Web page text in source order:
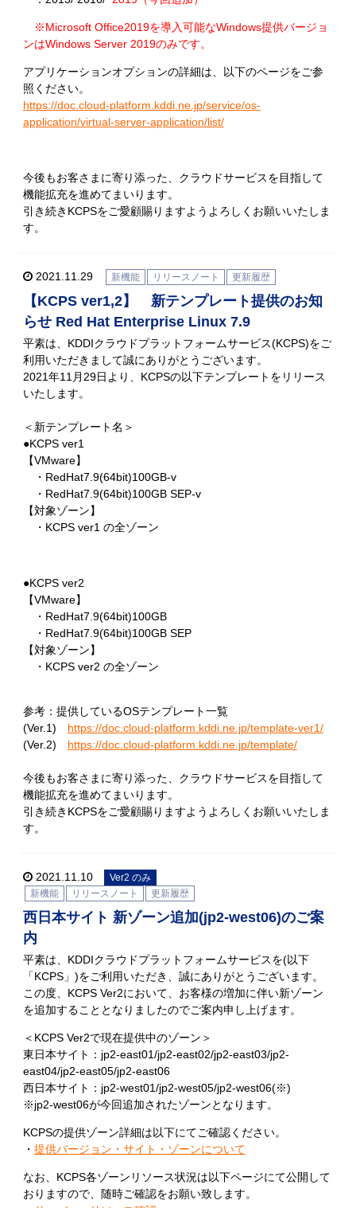
※Microsoft Office2019を導入可能なWindows提供バージョ
ンはWindows Server 2019のみです。
アプリケーションオプションの詳細は、以下のページをご参
照ください。
https://doc.cloud-platform.kddi.ne.jp/service/os-
application/virtual-server-application/list/
今後もお客さまに寄り添った、クラウドサービスを目指して
機能拡充を進めてまいります。
引き続きKCPSをご愛顧賜りますようよろしくお願いいたしま
す。
2021.11.29 新機能 リリースノート 更新履歴
【KCPS ver1,2】 新テンプレート提供のお知
らせ Red Hat Enterprise Linux 7.9
平素は、KDDIクラウドプラットフォームサービス(KCPS)をご
利用いただきまして誠にありがとうございます。
2021年11月29日より、KCPSの以下テンプレートをリリース
いたします。
＜新テンプレート名＞
●KCPS ver1
【VMware】
・RedHat7.9(64bit)100GB-v
・RedHat7.9(64bit)100GB SEP-v
【対象ゾーン】
・KCPS ver1 の全ゾーン
●KCPS ver2
【VMware】
・RedHat7.9(64bit)100GB
・RedHat7.9(64bit)100GB SEP
【対象ゾーン】
・KCPS ver2 の全ゾーン
参考：提供しているOSテンプレート一覧
(Ver.1) https://doc.cloud-platform.kddi.ne.jp/template-ver1/
(Ver.2) https://doc.cloud-platform.kddi.ne.jp/template/
今後もお客さまに寄り添った、クラウドサービスを目指して
機能拡充を進めてまいります。
引き続きKCPSをご愛顧賜りますようよろしくお願いいたしま
す。
2021.11.10
Ver2 のみ
新機能
リリースノート 更新履歴
西日本サイト 新ゾーン追加(jp2-west06)のご案
内
平素は、KDDIクラウドプラットフォームサービスを(以下
「KCPS」)をご利用いただき、誠にありがとうございます。
この度、KCPS Ver2において、お客様の増加に伴い新ゾーン
を追加することとなりましたのでご案内申し上げます。
＜KCPS Ver2で現在提供中のゾーン＞
東日本サイト：jp2-east01/jp2-east02/jp2-east03/jp2-
east04/jp2-east05/jp2-east06
西日本サイト：jp2-west01/jp2-west05/jp2-west06(※)
※jp2-west06が今回追加されたゾーンとなります。
KCPSの提供ゾーン詳細は以下にてご確認ください。
・ 提供バージョン・サイト・ゾーンについて
なお、KCPS各ゾーンリソース状況は以下ページにて公開して
おりますので、随時ご確認をお願い致します。